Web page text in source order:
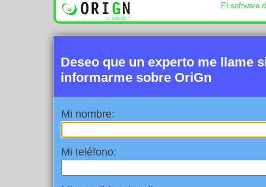
El software
Deseo que un experto me llame
informarme sobre OriGn
Mi nombre:
Mi teléfono: